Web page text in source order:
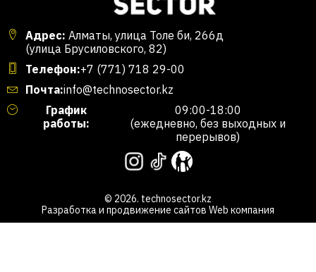
Адрес: Алматы, улица Толе би, 266д
(улица Брусиловского, 82)
Телефон:+7 (771) 718 29-00
Почта:info@technosector.kz
График
работы:
09:00-18:00
(ежедневно, без выходных и
перерывов)
© 2026. technosector.kz
Разработка и продвижение сайтов Web компания